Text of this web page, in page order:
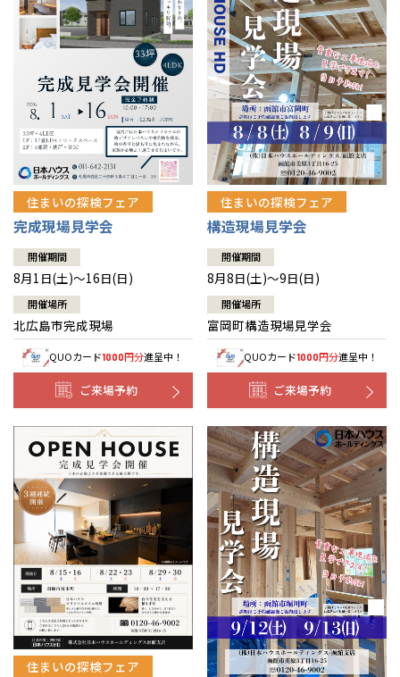
直営工事
1メーターモジュール
冷暖房標準装備
24時間対応コールセンター
デザイン賞各種受賞
セントラルヒーティング
外観・インテリア集
暮らし方提案
住まいのコラム
住まいのお手入れ集
リフォームの流れ
介護保険利用で快適リフォーム
安心のサポートシステム
展示場案内
分譲マンション
分譲マンション トップ
ワザックとは
高い信頼性
安心の管理体制
ギャラリー
会社情報
会社情報 トップ
ニュースリリース
代表ごあいさつ
企業理念
会社概要
事業部紹介
IR情報
木材調達指針
グループ会社紹介
CMギャラリー
採用情報
お問い合わせ
会員サイト
住まいの探検フェア
完成現場見学会
開催期間
8月1日(土)～16日(日)
開催場所
北広島市完成現場
QUOカード1000円分進呈中！
ご来場予約
住まいの探検フェア
構造現場見学会
開催期間
8月8日(土)～9日(日)
開催場所
富岡町構造現場見学会
QUOカード1000円分進呈中！
ご来場予約
住まいの探検フェア